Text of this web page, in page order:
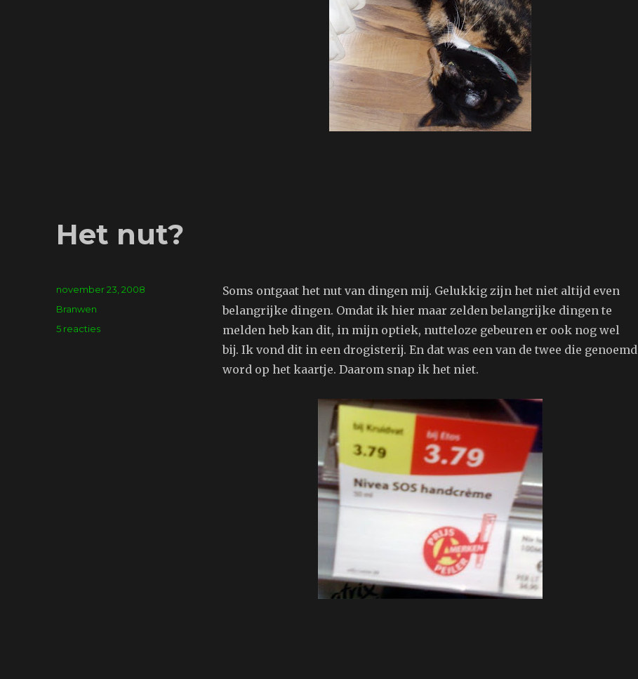
Het nut?
Soms ontgaat het nut van dingen mij. Gelukkig zijn het niet altijd even
belangrijke dingen. Omdat ik hier maar zelden belangrijke dingen te
melden heb kan dit, in mijn optiek, nutteloze gebeuren er ook nog wel
bij. Ik vond dit in een drogisterij. En dat was een van de twee die genoemd
word op het kaartje. Daarom snap ik het niet.
Geplaatst
november 23, 2008
Tags
Branwen
5 reactiesop